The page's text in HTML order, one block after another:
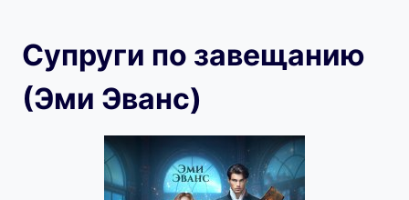
Супруги по завещанию
(Эми Эванс)